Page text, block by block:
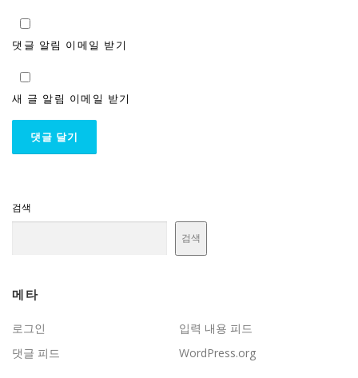
댓글 알림 이메일 받기
새 글 알림 이메일 받기
검색
검색
메타
로그인
입력 내용 피드
댓글 피드
WordPress.org